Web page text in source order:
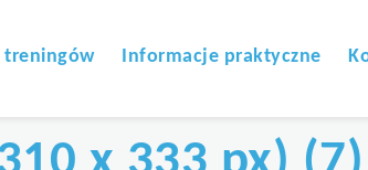
treningów Informacje praktyczne